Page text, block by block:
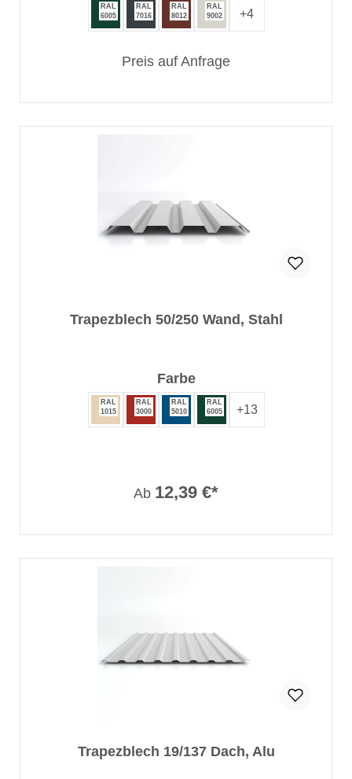
RAL
6005
RAL
7016
RAL
8012
RAL
9002
+4
Preis auf Anfrage
Trapezblech 50/250 Wand, Stahl
Farbeauswählen
RAL
1015
RAL
3000
RAL
5010
RAL
6005
+13
Ab 12,39 €*
Trapezblech 19/137 Dach, Alu